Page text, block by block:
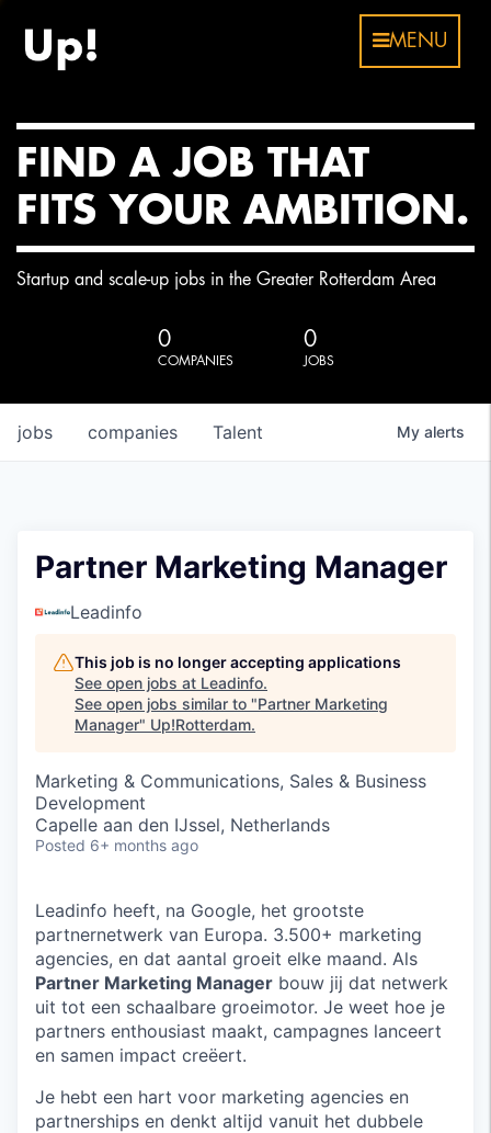
MENU
FIND A JOB THAT
FITS YOUR AMBITION.
Startup and scale-up jobs in the Greater Rotterdam Area
0
COMPANIES
0
JOBS
jobs companies Talent My alerts
Partner Marketing Manager
Leadinfo
This job is no longer accepting applications
See open jobs at Leadinfo.
See open jobs similar to "Partner Marketing
Manager" Up!Rotterdam.
Marketing & Communications, Sales & Business
Development
Capelle aan den IJssel, Netherlands
Posted 6+ months ago
Leadinfo heeft, na Google, het grootste
partnernetwerk van Europa. 3.500+ marketing
agencies, en dat aantal groeit elke maand. Als
Partner Marketing Manager bouw jij dat netwerk
uit tot een schaalbare groeimotor. Je weet hoe je
partners enthousiast maakt, campagnes lanceert
en samen impact creëert.
Je hebt een hart voor marketing agencies en
partnerships en denkt altijd vanuit het dubbele